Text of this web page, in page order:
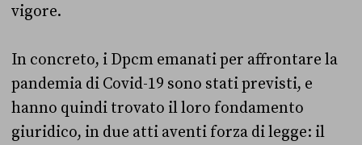
vigore.
In concreto, i Dpcm emanati per affrontare la
pandemia di Covid-19 sono stati previsti, e
hanno quindi trovato il loro fondamento
giuridico, in due atti aventi forza di legge: il